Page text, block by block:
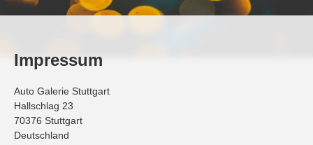
Impressum
Auto Galerie Stuttgart
Hallschlag 23
70376 Stuttgart
Deutschland